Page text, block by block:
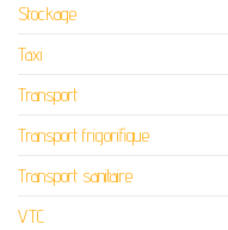
Stockage
Taxi
Transport
Transport frigorifique
Transport sanitaire
VTC